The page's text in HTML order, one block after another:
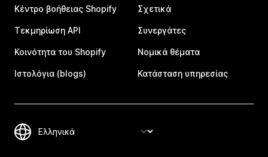
Κέντρο βοήθειας Shopify
Τεκμηρίωση API
Κοινότητα του Shopify
Ιστολόγια (blogs)
Σχετικά
Συνεργάτες
Νομικά θέματα
Κατάσταση υπηρεσίας